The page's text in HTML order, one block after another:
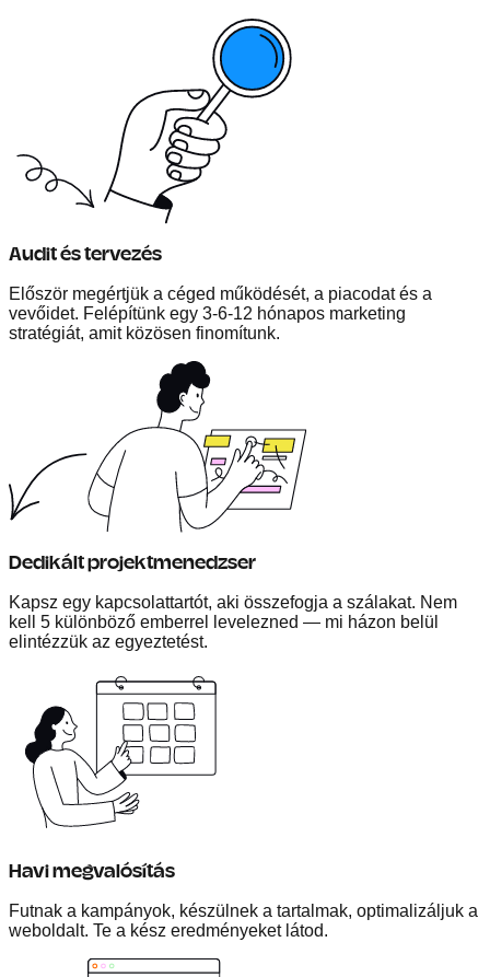
Audit és tervezés
Először megértjük a céged működését, a piacodat és a
vevőidet. Felépítünk egy 3-6-12 hónapos marketing
stratégiát, amit közösen finomítunk.
Dedikált projektmenedzser
Kapsz egy kapcsolattartót, aki összefogja a szálakat. Nem
kell 5 különböző emberrel levelezned — mi házon belül
elintézzük az egyeztetést.
Havi megvalósítás
Futnak a kampányok, készülnek a tartalmak, optimalizáljuk a
weboldalt. Te a kész eredményeket látod.